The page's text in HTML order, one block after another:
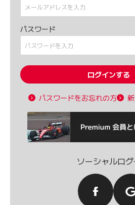
パスワード
ログインする
パスワードをお忘れの方
ソーシャルロ